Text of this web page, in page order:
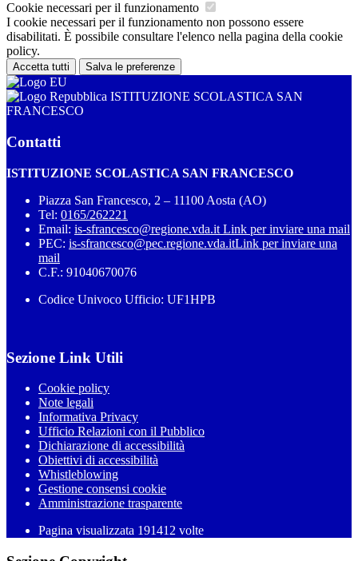
Cookie necessari per il funzionamento
I cookie necessari per il funzionamento non possono essere
disabilitati. È possibile consultare l'elenco nella pagina della cookie
policy.
Accetta tutti Salva le preferenze
ISTITUZIONE SCOLASTICA SAN
FRANCESCO
Contatti
ISTITUZIONE SCOLASTICA SAN FRANCESCO
Piazza San Francesco, 2 – 11100 Aosta (AO)
Tel: 0165/262221
Email: is-sfrancesco@regione.vda.it Link per inviare una mail
PEC: is-sfrancesco@pec.regione.vda.itLink per inviare una
mail
C.F.: 91040670076
Codice Univoco Ufficio: UF1HPB
Sezione Link Utili
Cookie policy
Note legali
Informativa Privacy
Ufficio Relazioni con il Pubblico
Dichiarazione di accessibilità
Obiettivi di accessibilità
Whistleblowing
Gestione consensi cookie
Amministrazione trasparente
Pagina visualizzata 191412 volte